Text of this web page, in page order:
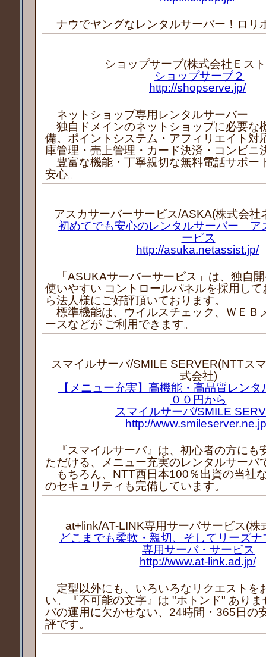
ナウでヤングなレンタルサーバー！ロリ
ショップサーブ(株式会社Ｅス
ショップサーブ２
http://shopserve.jp/
ネットショップ専用レンタルサーバー
独自ドメインのネットショップに必要な
備。ポイントシステム・アフィリエイト対
庫管理・売上管理・カード決済・コンビニ
豊富な機能・丁寧親切な無料電話サポー
安心。
アスカサーバーサービス/ASKA(株式会社
初めてでも安心のレンタルサーバー ア
ービス
http://asuka.netassist.jp/
「ASUKAサーバーサービス」は、独自
使いやすい コントロールパネルを採用し
ら法人様にご好評頂いております。
標準機能は、ウイルスチェック、ＷＥＢ
ースなどが ご利用できます。
スマイルサーバ/SMILE SERVER(NTTス
式会社)
【メニュー充実】高機能・高品質レン
００円から
スマイルサーバ/SMILE
http://
『スマイルサーバ』は、初心者の方にも
ただける、メニュー充実のレンタルサーバ
もちろん、NTT西日本100％出資の当社
のセキュリティも完備しています。
at+link/AT-LINK専用サーバサービス(株
どこまでも柔軟・親切、そしてリーズ
専用サーバ・サービス
http://www.at-link.ad.jp/
定型以外にも、いろいろなリクエストを
い。『不可能の文字』は "ホトンド" あり
バの運用に欠かせない、24時間・365日の
評です。